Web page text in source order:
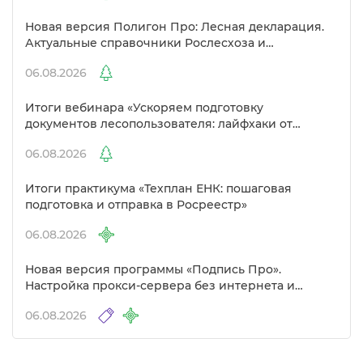
Новая версия Полигон Про: Лесная декларация.
Актуальные справочники Рослесхоза и
06.08.2026
Итоги вебинара «Ускоряем подготовку
документов лесопользователя: лайфхаки от
06.08.2026
Итоги практикума «Техплан ЕНК: пошаговая
подготовка и отправка в Росреестр»
06.08.2026
Новая версия программы «Подпись Про».
Настройка прокси-сервера без интернета и
06.08.2026